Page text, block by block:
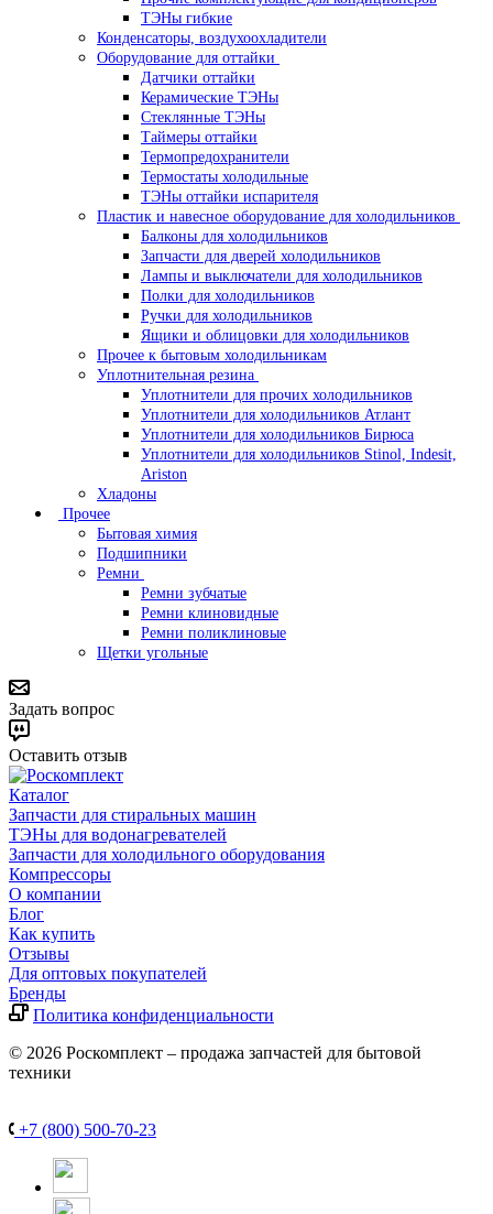
ТЭНы гибкие
Конденсаторы, воздухоохладители
Оборудование для оттайки
Датчики оттайки
Керамические ТЭНы
Стеклянные ТЭНы
Таймеры оттайки
Термопредохранители
Термостаты холодильные
ТЭНы оттайки испарителя
Пластик и навесное оборудование для холодильников
Балконы для холодильников
Запчасти для дверей холодильников
Лампы и выключатели для холодильников
Полки для холодильников
Ручки для холодильников
Ящики и облицовки для холодильников
Прочее к бытовым холодильникам
Уплотнительная резина
Уплотнители для прочих холодильников
Уплотнители для холодильников Атлант
Уплотнители для холодильников Бирюса
Уплотнители для холодильников Stinol, Indesit,
Ariston
Хладоны
Прочее
Бытовая химия
Подшипники
Ремни
Ремни зубчатые
Ремни клиновидные
Ремни поликлиновые
Щетки угольные
Задать вопрос
Оставить отзыв
Каталог
Запчасти для стиральных машин
ТЭНы для водонагревателей
Запчасти для холодильного оборудования
Компрессоры
О компании
Блог
Как купить
Отзывы
Для оптовых покупателей
Бренды
Политика конфиденциальности
© 2026 Роскомплект – продажа запчастей для бытовой
техники
+7 (800) 500-70-23